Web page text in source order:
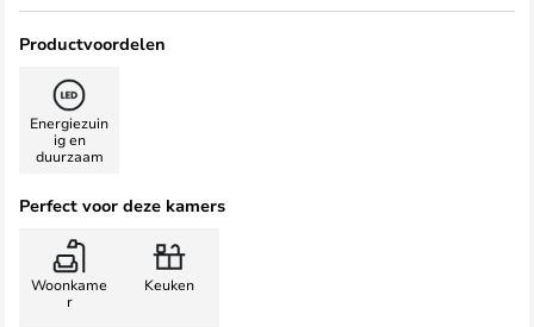
Productvoordelen
Energiezuin
ig en
duurzaam
Perfect voor deze kamers
Woonkame
r
Keuken